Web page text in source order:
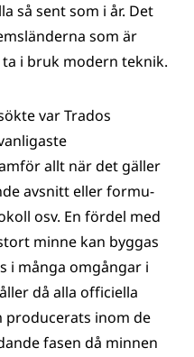
så sent som i år. Det
som är
i bruk modern teknik.
var Trados
allt när det gäller
avsnitt eller formu­
osv. En fördel med
minne kan byggas
i många omgångar i
då alla officiella
producerats inom de
fasen då minnen